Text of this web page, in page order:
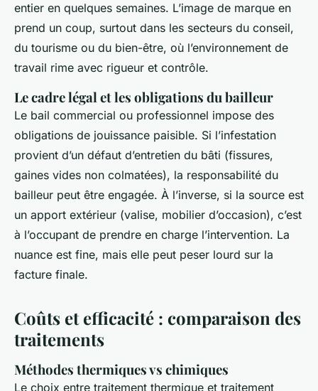
entier en quelques semaines. L’image de marque en
prend un coup, surtout dans les secteurs du conseil,
du tourisme ou du bien-être, où l’environnement de
travail rime avec rigueur et contrôle.
Le cadre légal et les obligations du bailleur
Le bail commercial ou professionnel impose des
obligations de jouissance paisible. Si l’infestation
provient d’un défaut d’entretien du bâti (fissures,
gaines vides non colmatées), la responsabilité du
bailleur peut être engagée. À l’inverse, si la source est
un apport extérieur (valise, mobilier d’occasion), c’est
à l’occupant de prendre en charge l’intervention. La
nuance est fine, mais elle peut peser lourd sur la
facture finale.
Coûts et efficacité : comparaison des
traitements
Méthodes thermiques vs chimiques
Le choix entre traitement thermique et traitement